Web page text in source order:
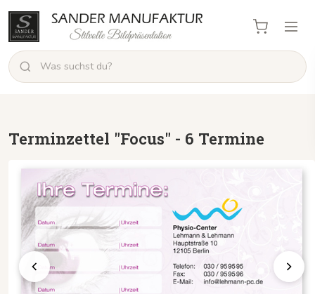
Terminzettel "Focus" - 6 Termine